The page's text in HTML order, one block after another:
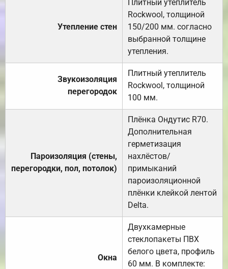
Утепление стен
Плитный утеплитель
Rockwool, толщиной
150/200 мм. согласно
выбранной толщине
утепления.
Звукоизоляция
перегородок
Плитный утеплитель
Rockwool, толщиной
100 мм.
Пароизоляция (стены,
перегородки, пол, потолок)
Плёнка Ондутис R70.
Дополнительная
герметизация
нахлёстов/
примыканий
пароизоляционной
плёнки клейкой лентой
Delta.
Окна
Двухкамерные
стеклопакеты ПВХ
белого цвета, профиль
60 мм. В комплекте: